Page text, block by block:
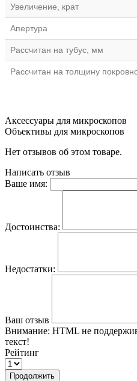
Увеличение, крат
Апертура
Рассчитан на тубус, мм
Рассчитан на толщину
Аксессуары для микроскопов
Объективы для микроскопов
Нет отзывов об этом товаре.
Написать отзыв
Ваше имя:
Достоинства:
Недостатки:
Ваш отзыв
Внимание: HTML не
текст!
Рейтинг
Продолжить